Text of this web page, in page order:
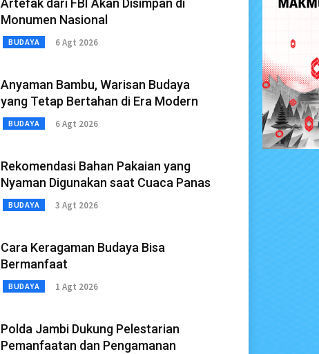
Artefak dari FBI Akan Disimpan di
Monumen Nasional
BUDAYA 6 Agt 2026
Anyaman Bambu, Warisan Budaya
yang Tetap Bertahan di Era Modern
BUDAYA 6 Agt 2026
Rekomendasi Bahan Pakaian yang
Nyaman Digunakan saat Cuaca Panas
BUDAYA 3 Agt 2026
Cara Keragaman Budaya Bisa
Bermanfaat
BUDAYA 1 Agt 2026
Polda Jambi Dukung Pelestarian
Pemanfaatan dan Pengamanan